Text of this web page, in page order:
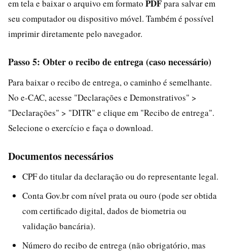
em tela e baixar o arquivo em formato PDFpara salvar em
seu computador ou dispositivo móvel. Também é possível
imprimir diretamente pelo navegador.
Passo 5: Obter o recibo de entrega (caso necessário)
Para baixar o recibo de entrega, o caminho é semelhante.
No e-CAC, acesse "Declarações e Demonstrativos" >
"Declarações" > "DITR" e clique em "Recibo de entrega".
Selecione o exercício e faça o download.
Documentos necessários
CPF do titular da declaração ou do representante legal.
Conta Gov.br com nível prata ou ouro (pode ser obtida
com certificado digital, dados de biometria ou
validação bancária).
Número do recibo de entrega (não obrigatório, mas